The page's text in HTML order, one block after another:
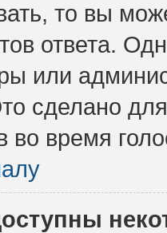
то вы
ответа.
или
сделано
во время